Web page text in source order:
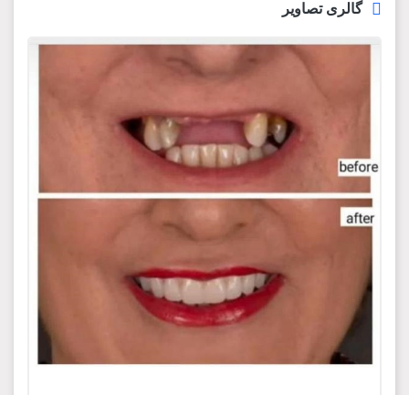
گالری تصاویر